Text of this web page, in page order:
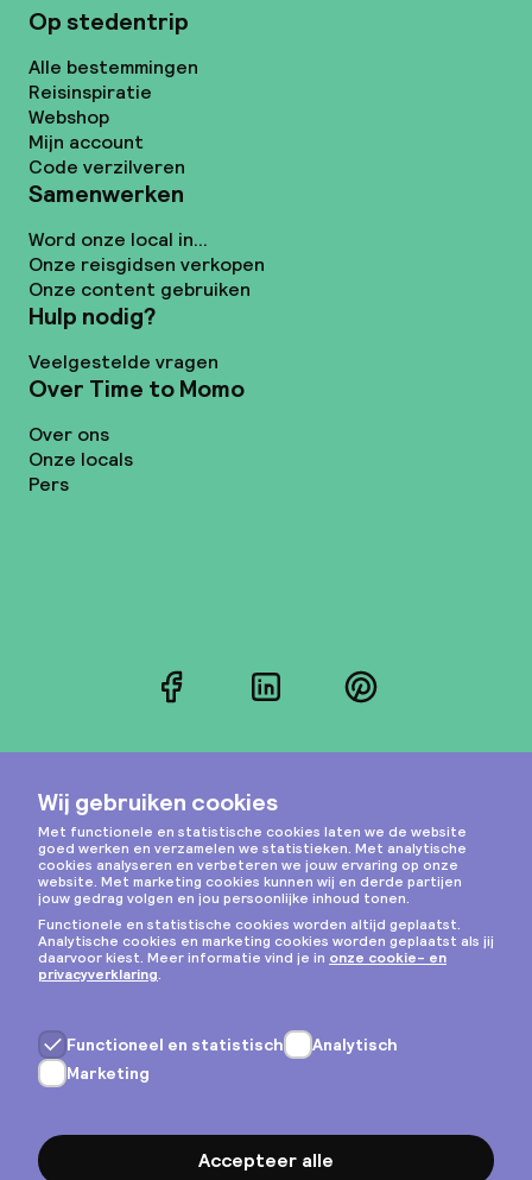
Op stedentrip
Alle bestemmingen
Reisinspiratie
Webshop
Mijn account
Code verzilveren
Samenwerken
Word onze local in...
Onze reisgidsen verkopen
Onze content gebruiken
Hulp nodig?
Veelgestelde vragen
Over Time to Momo
Over ons
Onze locals
Pers
FacebookLinkedInPinterest
Instagram
Privacy & cookies
Algemene voorwaarden